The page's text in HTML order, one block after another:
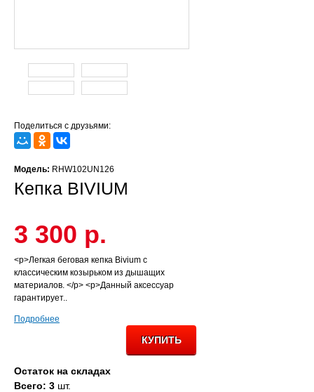
Поделиться с друзьями:
Модель: RHW102UN126
Кепка BIVIUM
3 300 р.
<p>Легкая беговая кепка Bivium с
классическим козырьком из дышащих
материалов. </p> <p>Данный аксессуар
гарантирует..
Подробнее
Остаток на складах
Всего: 3 шт.